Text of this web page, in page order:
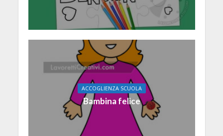
ACCOGLIENZA SCUOLA
Bambina felice